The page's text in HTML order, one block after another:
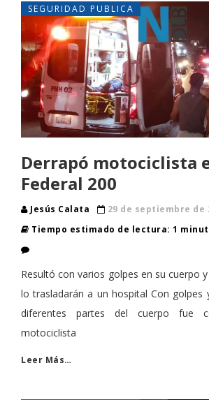
SEGURIDAD PUBLICA
Derrapó motociclista
Federal 200
Jesús Calata
29 de septiembre de
Tiempo estimado de lectura: 1
Resultó con varios golpes en su cuerpo
lo trasladarán a un hospital Con golpes
diferentes partes del cuerpo fue
motociclista
Leer Más…